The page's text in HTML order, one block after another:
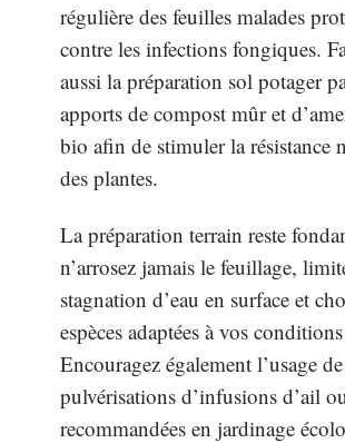
régulière des feuilles malades
contre les infections fongiques.
aussi la préparation sol potager
apports de compost mûr et
bio afin de stimuler la résistance
des plantes.
La préparation terrain reste
n’arrosez jamais le feuillage,
stagnation d’eau en surface et
espèces adaptées à vos
Encouragez également l’usage de
pulvérisations d’infusions d’ail
recommandées en jardinage